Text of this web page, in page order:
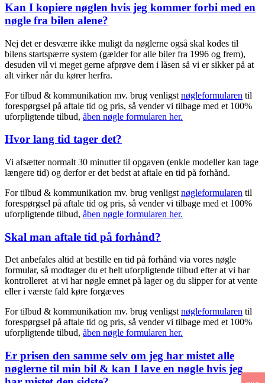
Kan I kopiere nøglen hvis jeg kommer forbi med en
nøgle fra bilen alene?
Nej det er desværre ikke muligt da nøglerne også skal kodes til
bilens startspærre system (gælder for alle biler fra 1996 og frem),
desuden vil vi meget gerne afprøve dem i låsen så vi er sikker på at
alt virker når du kører herfra.
For tilbud & kommunikation mv. brug venligst nøgleformularen til
forespørgsel på aftale tid og pris, så vender vi tilbage med et 100%
uforpligtende tilbud, åben nøgle formularen her.
Hvor lang tid tager det?
Vi afsætter normalt 30 minutter til opgaven (enkle modeller kan tage
længere tid) og derfor er det bedst at aftale en tid på forhånd.
For tilbud & kommunikation mv. brug venligst nøgleformularen til
forespørgsel på aftale tid og pris, så vender vi tilbage med et 100%
uforpligtende tilbud, åben nøgle formularen her.
Skal man aftale tid på forhånd?
Det anbefales altid at bestille en tid på forhånd via vores nøgle
formular, så modtager du et helt uforpligtende tilbud efter at vi har
kontrolleret at vi har nøgle emnet på lager og du slipper for at vente
eller i værste fald køre forgæves
For tilbud & kommunikation mv. brug venligstnøgleformularen til
forespørgsel på aftale tid og pris, så vender vi tilbage med et 100%
uforpligtende tilbud, åben nøgle formularen her.
Er prisen den samme selv om jeg har mistet alle
nøglerne til min bil & kan I lave en nøgle hvis jeg